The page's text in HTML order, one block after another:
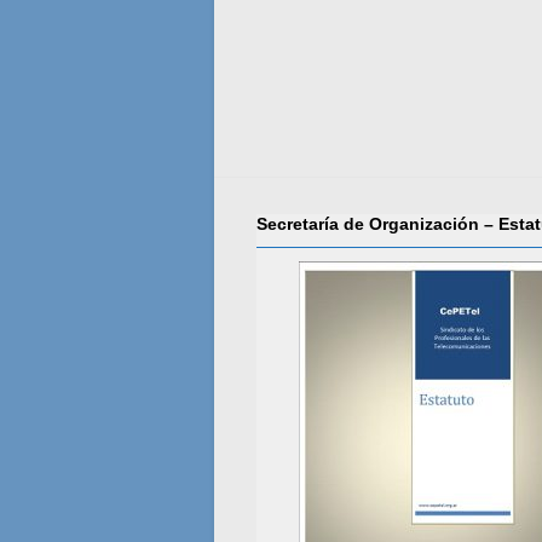
Secretaría de Organización –